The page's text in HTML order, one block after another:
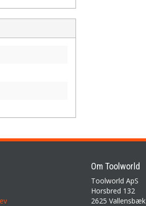
Om Toolworld
Toolworld ApS
Horsbred 132
2625 Vallensbæk